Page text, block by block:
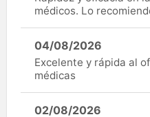
médicos. Lo
04/08/2026
Excelente y rápida al
médicas
02/08/2026